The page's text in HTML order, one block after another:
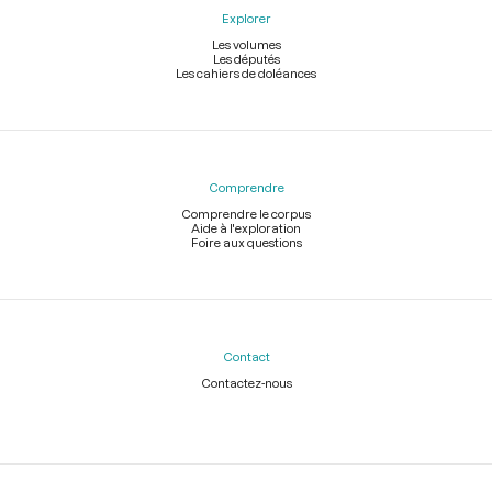
Explorer
Les volumes
Les députés
Les cahiers de doléances
Comprendre
Comprendre le corpus
Aide à l'exploration
Foire aux questions
Contact
Contactez-nous
Légal